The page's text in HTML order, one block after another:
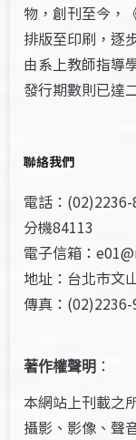
物，創刊至今，
排版至印刷，逐
由系上教師指導
發行期數則已達
聯絡我們
電話：(02)2236-
分機84113
電子信箱：
地址：台北市文
傳真：
著作權聲明 ：
本網站上刊載之
攝影、影像、聲